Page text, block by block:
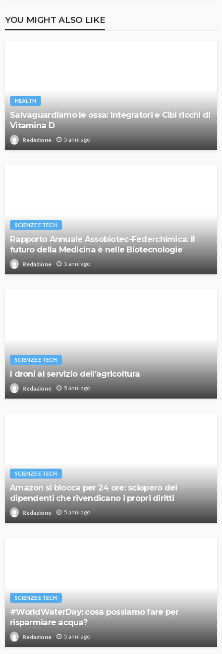
YOU MIGHT ALSO LIKE
HEALTH
Salvaguardiamo le ossa: Integratori e Cibi ricchi di
Vitamina D
Redazione 5 anni ago
SCIENZE E TECH
Rapporto Annuale Assobiotec-Federchimica: Il
futuro della Medicina è nelle Biotecnologie
Redazione 5 anni ago
SCIENZE E TECH
I droni al servizio dell’agricoltura
Redazione 5 anni ago
SCIENZE E TECH
Amazon si blocca per 24 ore: sciopero dei
dipendenti che rivendicano i propri diritti
Redazione 5 anni ago
SCIENZE E TECH
#WorldWaterDay: cosa possiamo fare per
risparmiare acqua?
Redazione 5 anni ago